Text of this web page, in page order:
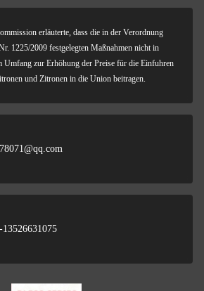
erläuterte, dass die in der Verordnung
1225/2009 festgelegten Maßnahmen nicht in
Umfang zur Erhöhung der Preise für die Einfuhren
und Zitronen in die Union beitragen.
13526631075